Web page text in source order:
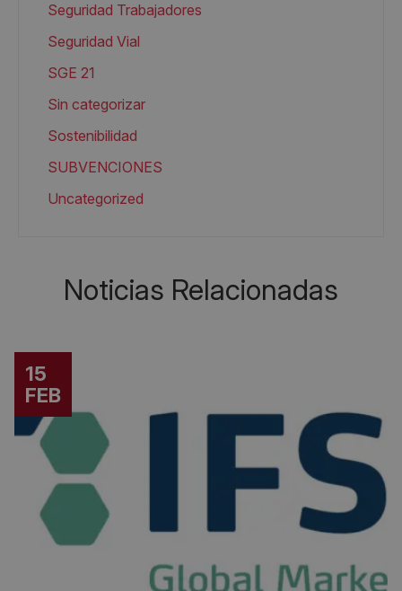
Seguridad Trabajadores
Seguridad Vial
SGE 21
Sin categorizar
Sostenibilidad
SUBVENCIONES
Uncategorized
Noticias Relacionadas
15
FEB